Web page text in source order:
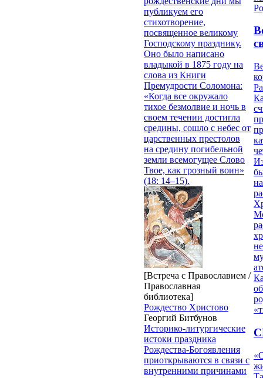
публикуем его
стихотворение,
посвященное великому
Господскому празднику.
Оно было написано
владыкой в 1875 году на
слова из Книги
Премудрости Соломона:
«Когда все окружало
тихое безмолвие и ночь в
своем течении достигла
средины, сошло с небес от
царственных престолов
на средину погибельной
земли всемогущее Слово
Твое, как грозный воин»
(18: 14–15).
[Встреча с Православием /
Православная
библиотека]
Рождество Христово
Георгий Битбунов
Историко-литургические
истоки праздника
Рождества-Богоявления
приоткрываются в связи с
внутренними причинами